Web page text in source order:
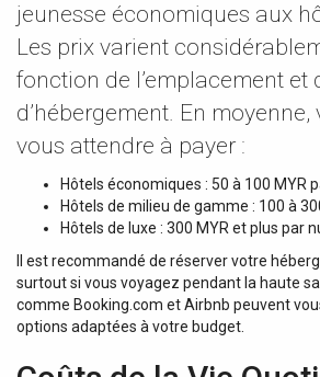
jeunesse économiques aux
Les prix varient
fonction de l’emplacement et
d’hébergement. En
vous attendre à payer :
Hôtels économiques : 50 à 100 MYR
Hôtels de milieu de gamme : 100 à
Hôtels de luxe : 300 MYR et plus par
Il est recommandé de réserver votre
surtout si vous voyagez pendant la haute
comme Booking.com et Airbnb peuvent
options adaptées à votre budget.